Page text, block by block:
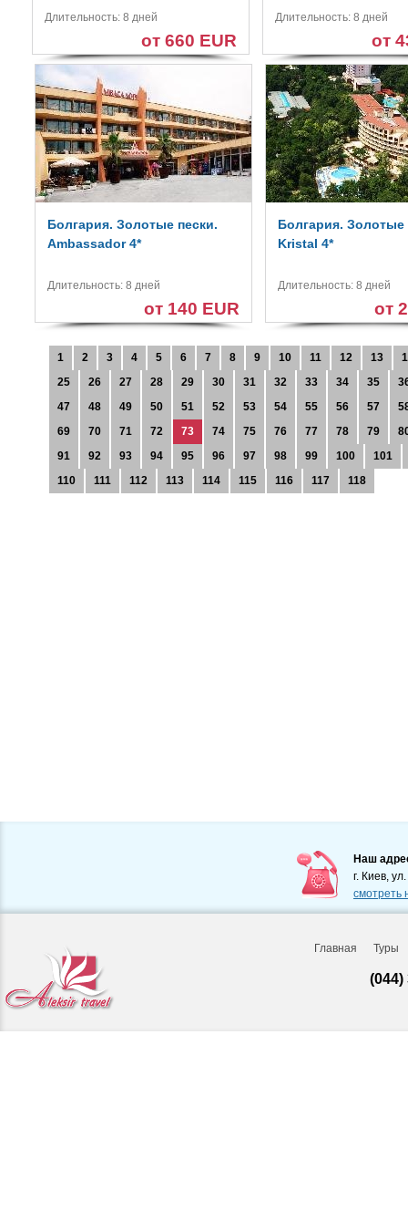
Длительность: 8 дней
от 660 EUR
Длительность: 8 дней
от
Болгария. Золотые пески.
Ambassador 4*
Длительность: 8 дней
от 140 EUR
Болгария. Золотые
Kristal 4*
Длительность: 8 дней
от
1 2 3 4 5 6 7 8 9 10 11 12 13
25
26 27 28 29 30 31 32 33 34 35
47
48 49 50 51 52 53 54 55 56 57
69
70 71 72 73 74 75 76 77 78 79
91
92 93 94 95 96 97 98 99 100
101
110
111 112 113 114 115 116 117 118
Наш
г. Киев,
смотреть
Главная Туры
(044)